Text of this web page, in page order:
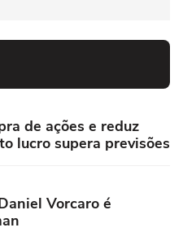
de ações e reduz
lucro supera previsões
Vorcaro é